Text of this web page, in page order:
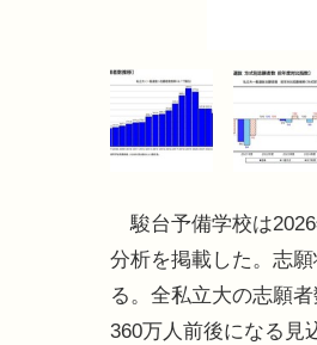
駿台予備学校は
分析を掲載した。志
る。全私立大の志願
360万人前後になる見